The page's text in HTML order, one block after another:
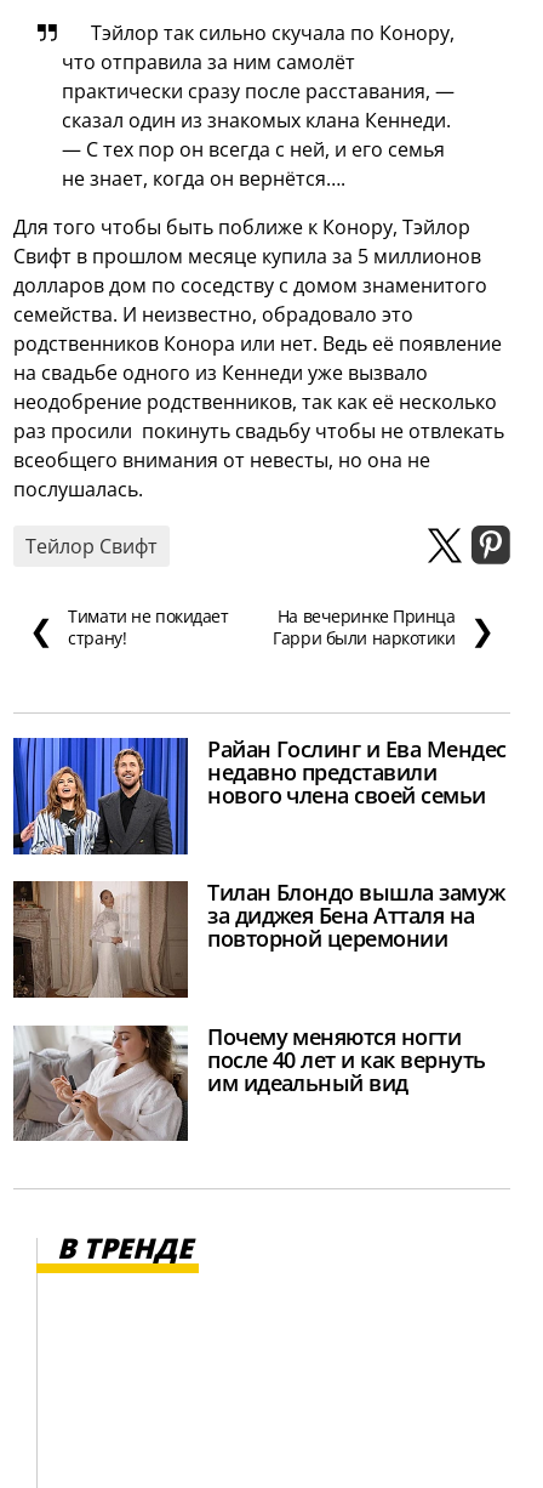
Тэйлор так сильно скучала по Конору,
что отправила за ним самолёт
практически сразу после расставания, —
сказал один из знакомых клана Кеннеди.
— С тех пор он всегда с ней, и его семья
не знает, когда он вернётся….
Для того чтобы быть поближе к Конору, Тэйлор
Свифт в прошлом месяце купила за 5 миллионов
долларов дом по соседству с домом знаменитого
семейства. И неизвестно, обрадовало это
родственников Конора или нет. Ведь её появление
на свадьбе одного из Кеннеди уже вызвало
неодобрение родственников, так как её несколько
раз просили покинуть свадьбу чтобы не отвлекать
всеобщего внимания от невесты, но она не
послушалась.
Тейлор Свифт
❮
Тимати не покидает
страну!
На вечеринке Принца
Гарри были наркотики
❯
Райан Гослинг и Ева Мендес
недавно представили
нового члена своей семьи
Тилан Блондо вышла замуж
за диджея Бена Атталя на
повторной церемонии
Почему меняются ногти
после 40 лет и как вернуть
им идеальный вид
В ТРЕНДЕ